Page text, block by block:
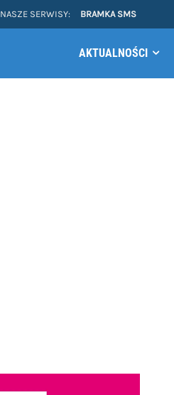
NASZE SERWISY: BRAMKA SMS
AKTUALNOŚCI